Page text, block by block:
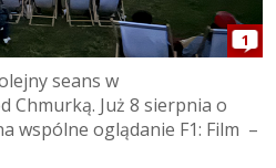
1
seans w
Chmurką. Już 8 sierpnia o
wspólne oglądanie F1: Film –